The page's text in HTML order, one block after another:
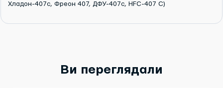
Хладон-407c, Фреон 407, ДФУ-407c, HFC-407 С)
Ви переглядали